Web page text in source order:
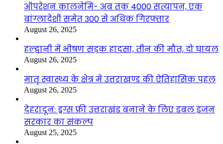
ऑपरेशन कालनेमि- अब तक 4000 सत्यापन, एक
बांग्लादेशी समेत 300 से अधिक गिरफ्तार
August 26, 2025
हल्द्वानी में भीषण सड़क हादसा, तीन की मौत, दो घायल
August 26, 2025
मातृ स्वास्थ्य के क्षेत्र में उत्तराखण्ड की ऐतिहासिक पहल
August 26, 2025
देहरादून: ड्रग्स फ्री उत्तराखंड बनाने के लिए डबल इंजन
सरकार का संकल्प
August 25, 2025